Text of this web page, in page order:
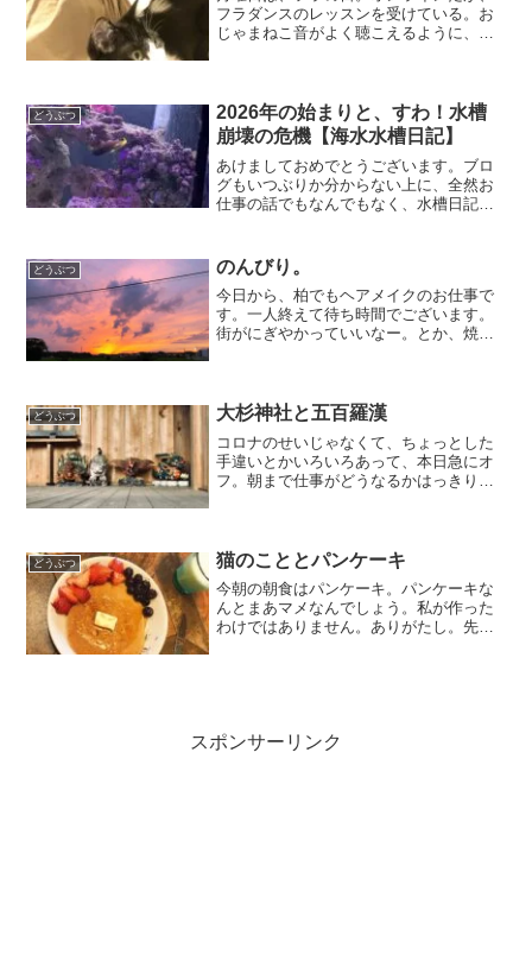
フラダンスのレッスンを受けている。お
じゃまねこ音がよく聴こえるように、ワ
を塞ぐタイプじゃないから...
どうぶつ
2026年の始まりと、すわ！水槽
崩壊の危機【海水水槽日記】
あけましておめでとうございます。ブロ
グもいつぶりか分からない上に、全然お
仕事の話でもなんでもなく、水槽日記を
た。今朝目覚めて、お客様からのご連絡
に布団の中からお返事を書...
どうぶつ のんびり。
今日から、柏でもヘアメイクのお仕事で
す。一人終えて待ち時間でございます。
街がにぎやかっていいなー。とか、焼き
てみたり、スケボーであそ...
どうぶつ 大杉神社と五百羅漢
コロナのせいじゃなくて、ちょっとした
手違いとかいろいろあって、本日急にオ
フ。朝まで仕事がどうなるかはっきりし
ぁ？何しようかなあ？？と、...
どうぶつ 猫のこととパンケーキ
今朝の朝食はパンケーキ。パンケーキな
んとまあマメなんでしょう。私が作った
わけではありません。ありがたし。先
スポンサーリンク